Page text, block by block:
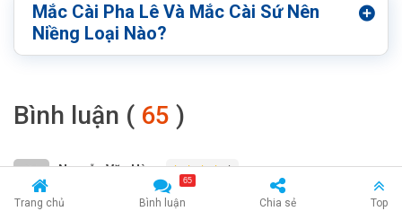
Mắc Cài Pha Lê Và Mắc Cài Sứ Nên
Niềng Loại Nào?
Bình luận ( 65 )
Nguyễn Văn Hùng
Trang chủ Bình luận
65
Chia sẻ Top